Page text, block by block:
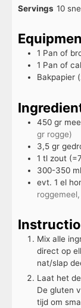
Servings 10
1 Pan of
1 Pan of
Bakpapier
450 gr
gr rogge)
3,5 gr
1 tl zout
300-350 ml
evt. 1 el
Mix alle
direct op
nat/slap
Laat het
De gluten
tijd om